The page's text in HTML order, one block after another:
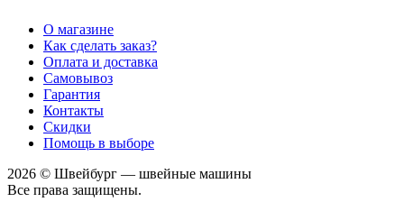
О магазине
Как сделать заказ?
Оплата и доставка
Самовывоз
Гарантия
Контакты
Скидки
Помощь в выборе
2026 © Швейбург — швейные машины
Все права защищены.